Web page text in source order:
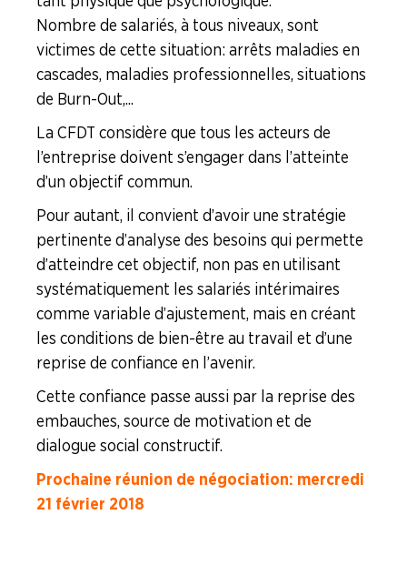
Nombre de salariés, à tous niveaux, sont
victimes de cette situation : arrêts maladies en
cascades, maladies professionnelles, situations
de Burn-Out,...
La CFDT considère que tous les acteurs de
l’entreprise doivent s’engager dans l’atteinte
d’un objectif commun.
Pour autant, il convient d’avoir une stratégie
pertinente d’analyse des besoins qui permette
d’atteindre cet objectif, non pas en utilisant
systématiquement les salariés intérimaires
comme variable d’ajustement, mais en créant
les conditions de bien-être au travail et d’une
reprise de confiance en l’avenir.
Cette confiance passe aussi par la reprise des
embauches, source de motivation et de
dialogue social constructif.
Prochaine réunion de négociation : mercredi
21 février 2018